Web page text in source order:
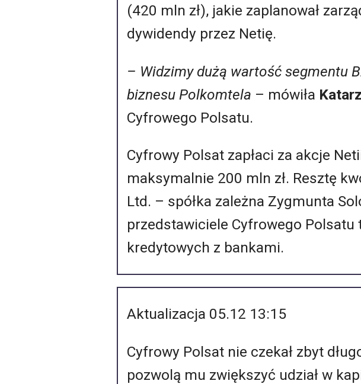
(420 mln zł), jakie zaplanował
dywidendy przez Netię.
– Widzimy dużą wartość segmentu
biznesu Polkomtela – mówiła
Cyfrowego Polsatu.
Cyfrowy Polsat zapłaci za akcje
maksymalnie 200 mln zł. Resztę
Ltd. – spółka zależna Zygmunta
przedstawiciele Cyfrowego
kredytowych z bankami.
Aktualizacja 05.12 13:15
Cyfrowy Polsat nie czekał zbyt
pozwolą mu zwiększyć udział w